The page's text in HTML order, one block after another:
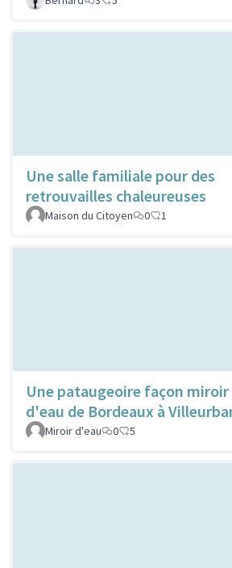
Une salle familiale pour des
retrouvailles chaleureuses
Maison du Citoyen
0 1
Une pataugeoire façon miroir
d'eau de Bordeaux à
Miroir d'eau
0 5